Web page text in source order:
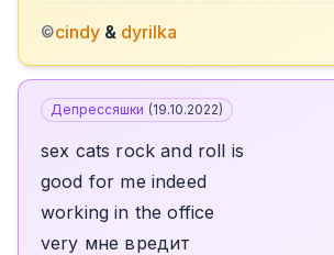
©cindy & dyrilka
Депрессяшки (19.10.2022)
sex cats rock and roll is
good for me indeed
working in the office
very мне вредит